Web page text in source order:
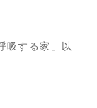
吸する家」以